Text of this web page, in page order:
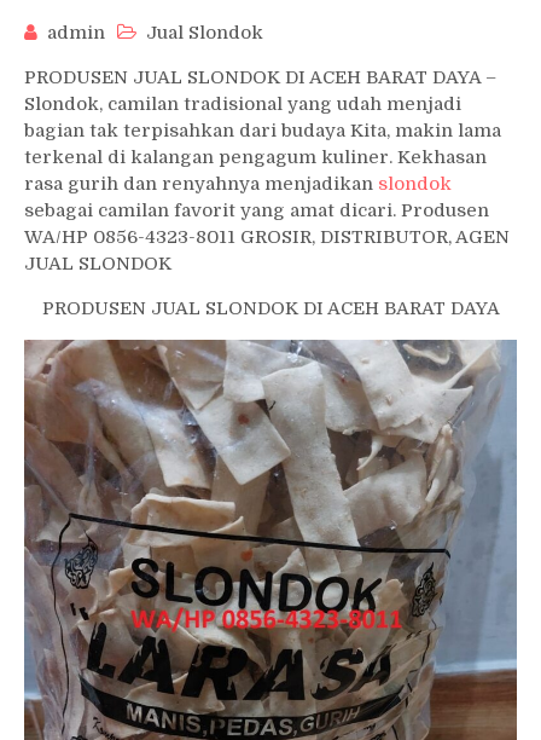
admin Jual Slondok
PRODUSEN JUAL SLONDOK DI ACEH BARAT DAYA –
Slondok, camilan tradisional yang udah menjadi
bagian tak terpisahkan dari budaya Kita, makin lama
terkenal di kalangan pengagum kuliner. Kekhasan
rasa gurih dan renyahnya menjadikan slondok
sebagai camilan favorit yang amat dicari. Produsen
WA/HP 0856-4323-8011 GROSIR, DISTRIBUTOR, AGEN
JUAL SLONDOK
PRODUSEN JUAL SLONDOK DI ACEH BARAT DAYA